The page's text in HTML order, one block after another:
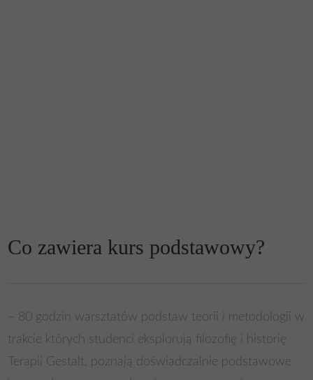
Co zawiera kurs podstawowy?
– 80 godzin warsztatów podstaw teorii i metodologii w
trakcie których studenci eksplorują filozofię i historię
Terapii Gestalt, poznają doświadczalnie podstawowe